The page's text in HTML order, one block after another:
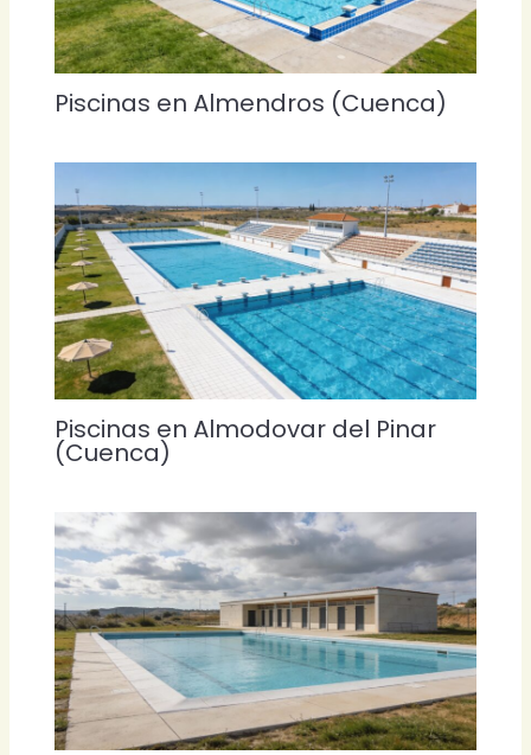
Piscinas en Almendros (Cuenca)
Piscinas en Almodovar del Pinar
(Cuenca)